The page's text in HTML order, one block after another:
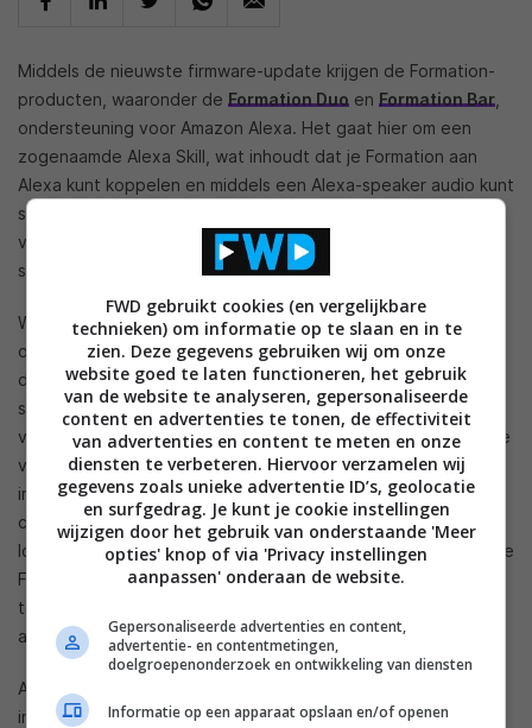
Middels de nieuwste firmware-update krijgen de Formation-
producten, waaronder de Formation Duo en Formation Bar
ondersteuning voor Amazon Alexa. Het gaat hier om een
zogenaamde Alexa Skill, wat inhoudt dat je Formation aan
Alexa kunt koppelen en middels een Alexa-speaker audio kunt
streamen naar de Formation-producten. Directe integratie
van Alexa is er niet; je hebt een Amazon Echo Dot of andere
speaker met ingebouwde Alexa-spraakassistent nodig.
We hebben Bowers & Wilkins ook meteen gevraagd naar de
ondersteuning voor de Google Assistant, maar helaas kwam
daar geen positief bericht op terug. Aangezien Google van
speakers die de spraakassistent willen ondersteunen
verwacht dat ze gebruikmaken van de draadloze technologie
van Google kan Bowers & Wilkins de spraakassistent niet
integreren. De Britse fabrikant heeft zijn eigen draadloze
communicatietechniek voor Formation ontwikkeld en wil hier
logischerwijs geen aanpassingen aan doen. Gebruikers van de
Formation-producten kunnen hun speakers dus in de
toekomst alleen met Amazons Alexa spraakassistent
aansturen.
Achter de schermen werkt Bowers & Wilkins wel hard aan
integratie met andere platformen, en dan met name de
FWD gebruikt cookies (en vergelijkbare
technieken) om informatie op te slaan en in te
zien. Deze gegevens gebruiken wij om onze
website goed te laten functioneren, het gebruik
van de website te analyseren, gepersonaliseerde
content en advertenties te tonen, de effectiviteit
van advertenties en content te meten en onze
diensten te verbeteren. Hiervoor verzamelen wij
gegevens zoals unieke advertentie ID’s, geolocatie
en surfgedrag. Je kunt je cookie instellingen
wijzigen door het gebruik van onderstaande 'Meer
opties' knop of via 'Privacy instellingen
aanpassen' onderaan de website.
Gepersonaliseerde advertenties en content,
advertentie- en contentmetingen,
doelgroepenonderzoek en ontwikkeling van diensten
Informatie op een apparaat opslaan en/of openen